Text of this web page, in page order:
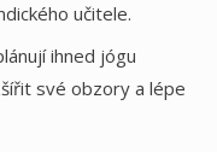
učitele.
ihned jógu
své obzory a lépe